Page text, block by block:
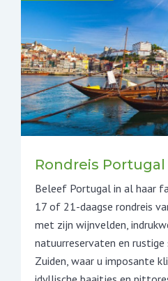
Rondreis
Beleef Portugal in al haar
17 of 21-daagse rondreis
met zijn wijnvelden,
natuurreservaten en
Zuiden, waar u imposante